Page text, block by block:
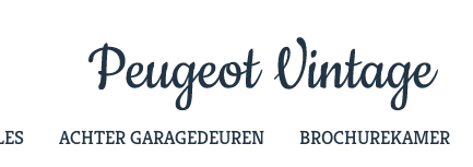
ACHTER GARAGEDEUREN BROCHUREKAMER